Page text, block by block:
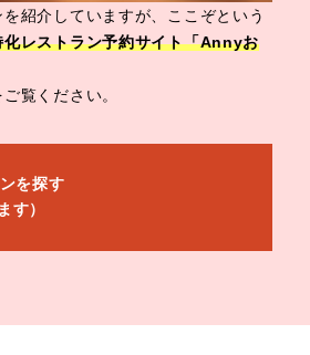
紹介していますが、ここぞという
化レストラン予約サイト「Annyお
覧ください。
を探す
す）